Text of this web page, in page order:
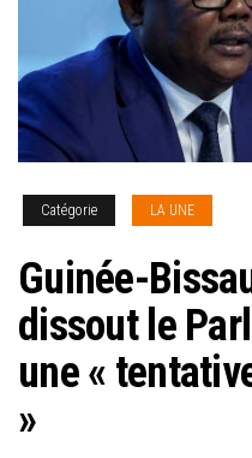
Catégorie LA UNE
Guinée-
dissout le
une «
»